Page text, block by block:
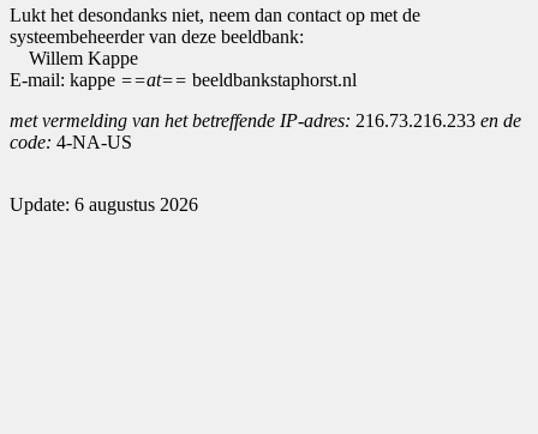
Lukt het desondanks niet, neem dan contact op met de
systeembeheerder van deze beeldbank:
Willem Kappe
E-mail: kappe ==at== beeldbankstaphorst.nl
met vermelding van het betreffende IP-adres: 216.73.216.233 en de
code: 4-NA-US
Update: 6 augustus 2026